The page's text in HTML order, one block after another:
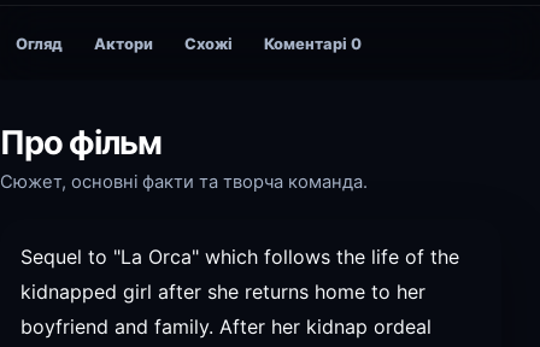
Огляд Актори Схожі Коментарі 0
Про фільм
Сюжет, основні факти та творча команда.
Sequel to "La Orca" which follows the life of the
kidnapped girl after she returns home to her
boyfriend and family. After her kidnap ordeal